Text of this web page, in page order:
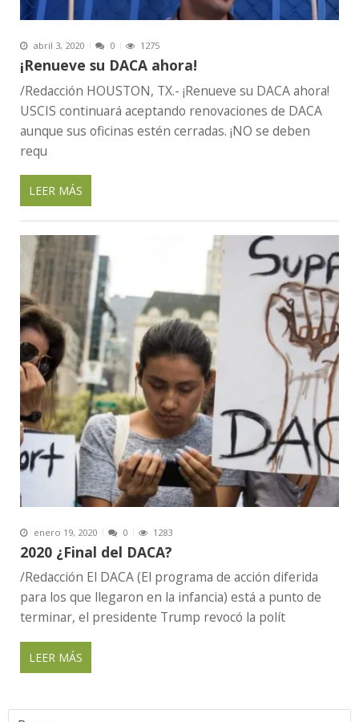
abril 3, 2020 0 1275
¡Renueve su DACA ahora!
/Redacción HOUSTON, TX.- ¡Renueve su DACA ahora!
USCIS continuará aceptando renovaciones de DACA
aunque sus oficinas estén cerradas. ¡NO se deben
requ
LEER MÁS
enero 19, 2020 0 1283
2020 ¿Final del DACA?
/Redacción El DACA (El programa de acción diferida
para los que llegaron en la infancia) está a punto de
terminar, el presidente Trump revocó la polít
LEER MÁS
Buscar